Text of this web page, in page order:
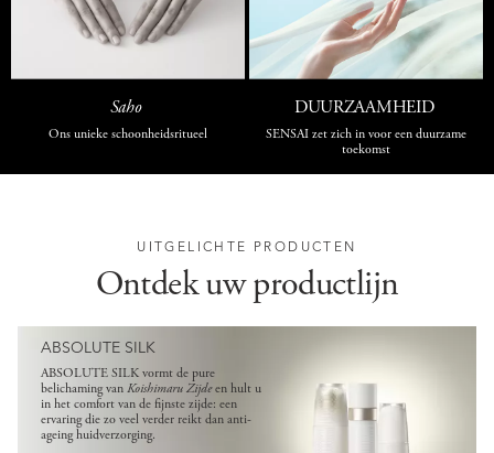
Saho
Ons unieke schoonheidsritueel
DUURZAAMHEID
SENSAI zet zich in voor een duurzame
toekomst
UITGELICHTE PRODUCTEN
Ontdek uw productlijn
ABSOLUTE SILK
ABSOLUTE SILK vormt de pure
belichaming vanKoishimaru Zijdeen hult u
in het comfort van de fijnste zijde: een
ervaring die zo veel verder reikt dan anti-
ageing huidverzorging.